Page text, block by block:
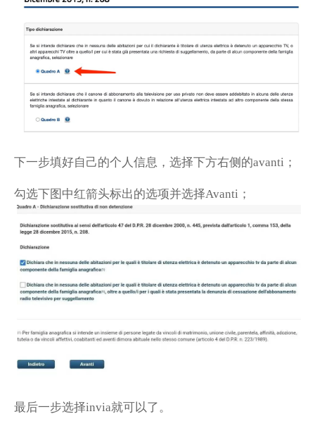
下一步填好自己的个人信息，选择下方右侧的avanti ；
勾选下图中红箭头标出的选项并选择Avanti ；
最后一步选择invia就可以了。